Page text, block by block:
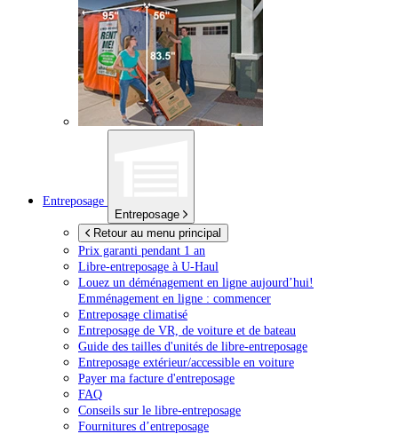
Entreposage
Entreposage
Retour au menu principal
Prix garanti pendant 1 an
Libre-entreposage à U-Haul
Louez un déménagement en ligne aujourd’hui!
Emménagement en ligne : commencer
Entreposage climatisé
Entreposage de VR, de voiture et de bateau
Guide des tailles d'unités de libre-entreposage
Entreposage extérieur/accessible en voiture
Payer ma facture d'entreposage
FAQ
Conseils sur le libre-entreposage
Fournitures d’entreposage